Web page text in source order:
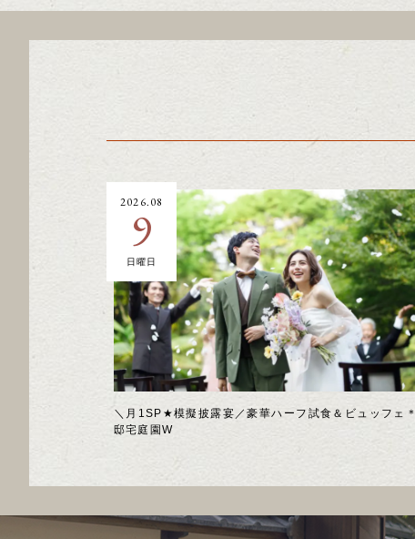
＼月1SP★模擬披露宴／豪華ハーフ試食＆ビュッフェ＊
邸宅庭園W
2026.08
9
日曜日